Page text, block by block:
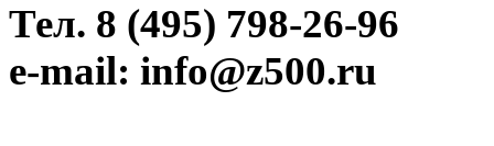
Тел. 8 (495) 798-26-96
e-mail: info@z500.ru